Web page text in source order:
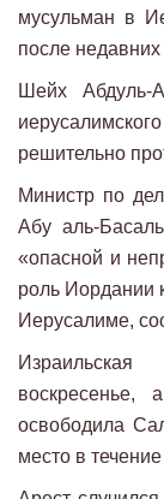
мусульман в
после недавних
Шейх Абдуль-
решительно
Министр по
Абу аль-
«опасной и
роль Иордании
Иерусалиме,
освободила
место в